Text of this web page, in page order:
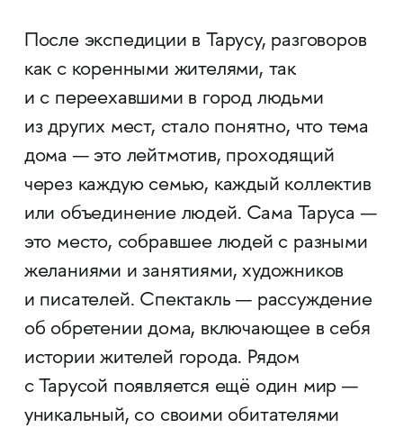
После экспедиции в Тарусу, разговоров
как с коренными жителями, так
и с переехавшими в город людьми
из других мест, стало понятно, что тема
дома — это лейтмотив, проходящий
через каждую семью, каждый коллектив
или объединение людей. Сама Таруса —
это место, собравшее людей с разными
желаниями и занятиями, художников
и писателей. Спектакль — рассуждение
об обретении дома, включающее в себя
истории жителей города. Рядом
с Тарусой появляется ещё один мир —
уникальный, со своими обитателями